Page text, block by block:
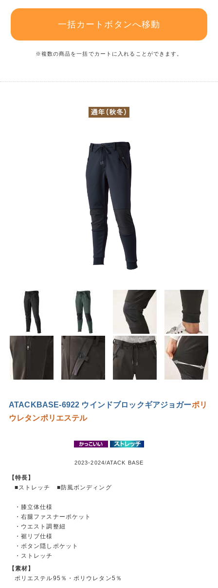
一括カートボタンへ移動
※複数の商品を一括でカートに入れることができます。
ATACKBASE-6922 ウインドブロックギアジョガーポリ
ウレタンポリエステル
2023-2024/ATACK BASE
【特長】
■ストレッチ ■防風ボンディング
・膝立体仕様
・右腿ファスナーポケット
・ウエスト調整紐
・裾リブ仕様
・ボタン隠しポケット
・ストレッチ
【素材】
ポリエステル95％・ポリウレタン5％